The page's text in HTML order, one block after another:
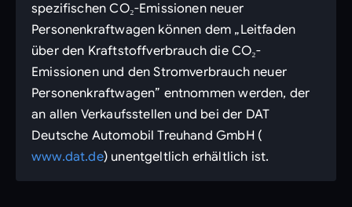
spezifischen CO₂-Emissionen neuer
Personenkraftwagen können dem „Leitfaden
über den Kraftstoffverbrauch die CO₂-
Emissionen und den Stromverbrauch neuer
Personenkraftwagen” entnommen werden, der
an allen Verkaufsstellen und bei der DAT
Deutsche Automobil Treuhand GmbH (
www.dat.de) unentgeltlich erhältlich ist.